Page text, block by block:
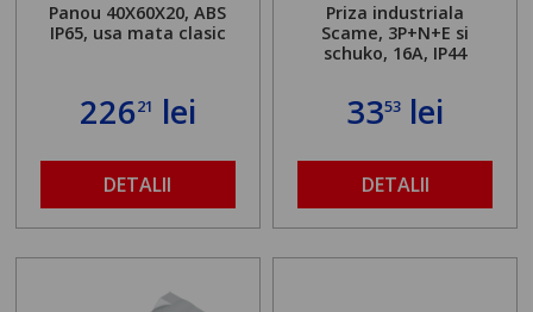
Panou 40X60X20, ABS
IP65, usa mata clasic
22621 lei
DETALII
Priza industriala
Scame, 3P+N+E si
schuko, 16A, IP44
3353 lei
DETALII